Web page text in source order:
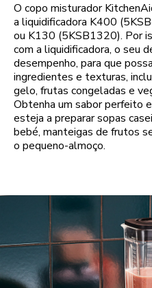
O copo misturador
a liquidificadora K400
ou K130 (5KSB1320). Por
com a liquidificadora, o seu
desempenho, para que
ingredientes e texturas,
gelo, frutas congeladas e
Obtenha um sabor perfeito
esteja a preparar sopas
bebé, manteigas de frutos
o pequeno-almoço.